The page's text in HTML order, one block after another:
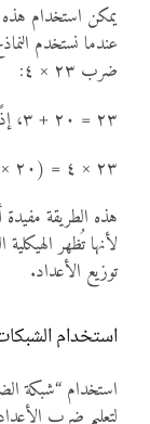
يمكن استخدام
عندما نستخدم
ضرب ٢٣ × ٤:
٢٣ = ٢٠ + ٣، إذًا:
٢٣ × ٤ = (٢٠ × ٤) + (٣ × ٤) = ٨٠ + ١٢ = ٩٢
هذه الطريقة
لأنها تُظهر
توزيع الأعداد.
استخدام
استخدام “شبكة
لتعليم ضرب